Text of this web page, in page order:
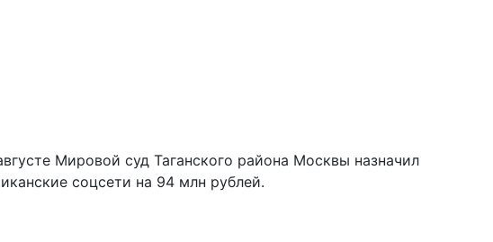
Мировой суд Таганского района Москвы назначил
соцсети на 94 млн рублей.